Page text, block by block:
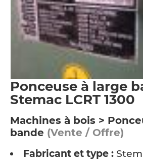
Ponceuse à large
Stemac LCRT 1300
Machines à bois >
bande (Vente / Offre)
Fabricant et type :